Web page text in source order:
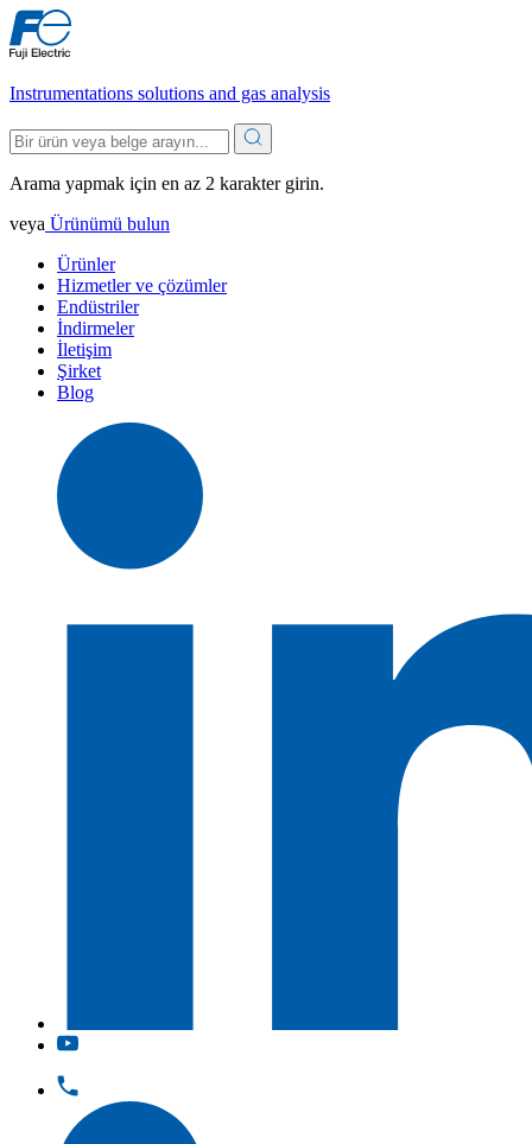
Instrumentations solutions and gas analysis
Arama yapmak için en az 2 karakter girin.
veya Ürünümü bulun
Ürünler
Hizmetler ve çözümler
Endüstriler
İndirmeler
İletişim
Şirket
Blog